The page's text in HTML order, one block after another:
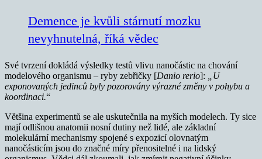
Demence je kvůli stárnutí mozku
nevyhnutelná, říká vědec
Své tvrzení dokládá výsledky testů vlivu nanočástic na chování
modelového organismu – ryby zebřičky [Danio rerio]: „U
exponovaných jedinců byly pozorovány výrazné změny v pohybu a
koordinaci.“
Většina experimentů se ale uskutečnila na myších modelech. Ty sice
mají odlišnou anatomii nosní dutiny než lidé, ale základní
molekulární mechanismy spojené s expozicí olovnatým
nanočásticím jsou do značné míry přenositelné i na lidský